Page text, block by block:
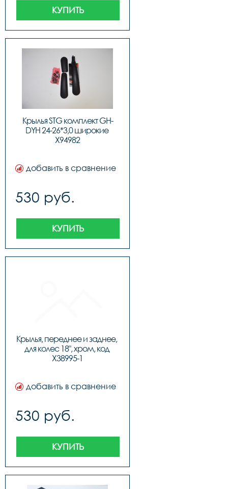
КУПИТЬ
Крылья STG комплект GH-
DYH 24-26*3,0 широкие
X94982
добавить в сравнение
530 руб.
КУПИТЬ
Крылья, переднее и заднее,
для колес 18", хром, код
Х38995-1
добавить в сравнение
530 руб.
КУПИТЬ